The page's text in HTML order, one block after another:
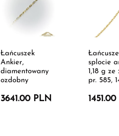
Łańcuszek
Ankier,
diamentowany
ozdobny
3641.00 PLN
splocie
1,18 g ze
pr. 585,